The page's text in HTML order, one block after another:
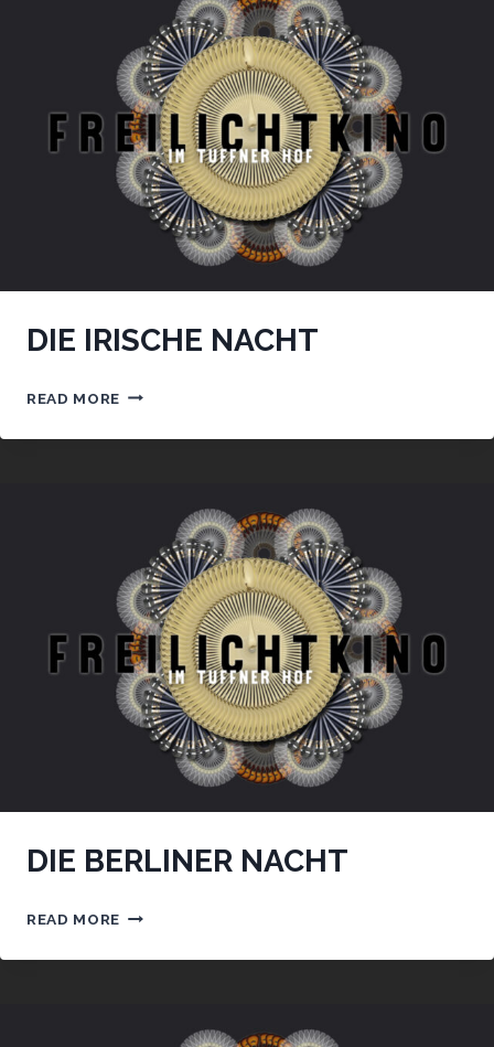
DIE IRISCHE NACHT
READ MORE DIE
NACHT
DIE BERLINER NACHT
READ MORE DIE
NACHT